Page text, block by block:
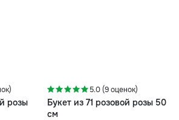
розы
5.0 (9 оценок)
Букет из 71 розовой розы 50
см